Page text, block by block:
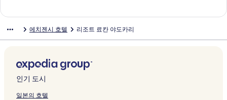
a
o
t
S
p
r
지
를
여
는
b
I
n
t
e
u
지
를
여
는
링
크
u
i
페
이
지
페
를
여
는
링
e
지
를
여
는
m
h
i
페
이
t
i
o
n
페
u
i
E
k
i
u
이
지
를
여
t
E
k
i
m
H
s
e
i
페
i
s
T
a
k
o
l
V
i
l
F
u
i
E
k
t
n
n
S
a
H
e
l
F
u
a
i
c
h
i
페
를
여
는
링
에치젠시 호텔 리조트 료칸 야도카리
인기 도시
일본의 호텔